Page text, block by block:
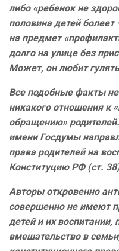
либо «ребенок не
половина детей
на предмет
долго на улице без
Может, он любит
Все подобные факты
никакого отношения к
обращению»
имени Госдумы
права родителей на
Конституцию РФ (ст.
Авторы откровенно
совершенно не имеют
детей и их
вмешательство в